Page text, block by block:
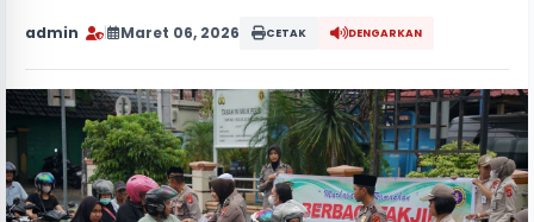
admin Maret 06, 2026 CETAK DENGARKAN